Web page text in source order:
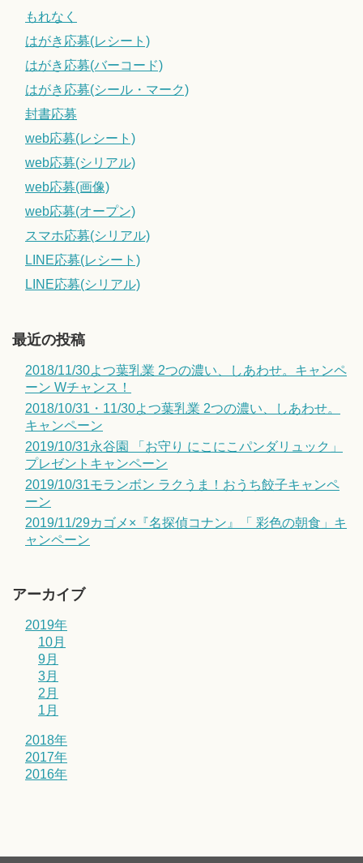
もれなく
はがき応募(レシート)
はがき応募(バーコード)
はがき応募(シール・マーク)
封書応募
web応募(レシート)
web応募(シリアル)
web応募(画像)
web応募(オープン)
スマホ応募(シリアル)
LINE応募(レシート)
LINE応募(シリアル)
最近の投稿
2018/11/30よつ葉乳業 2つの濃い、しあわせ。キャンペ
ーン Wチャンス！
2018/10/31・11/30よつ葉乳業 2つの濃い、しあわせ。
キャンペーン
2019/10/31永谷園 「お守り にこにこパンダリュック」
プレゼントキャンペーン
2019/10/31モランボン ラクうま！おうち餃子キャンペ
ーン
2019/11/29カゴメ×『名探偵コナン』「 彩色の朝食」キ
ャンペーン
アーカイブ
2019年
10月
9月
3月
2月
1月
2018年
2017年
2016年